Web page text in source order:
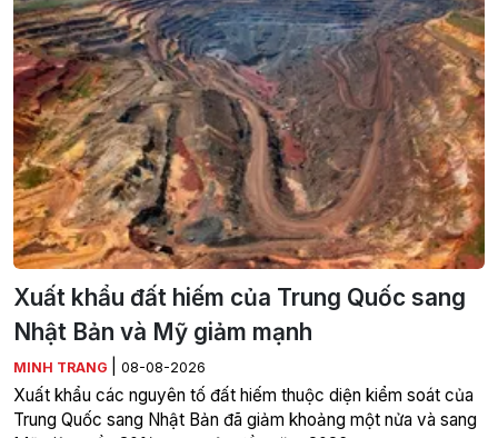
Xuất khẩu đất hiếm của Trung Quốc sang
Nhật Bản và Mỹ giảm mạnh
MINH TRANG 08-08-2026
Xuất khẩu các nguyên tố đất hiếm thuộc diện kiểm soát của
Trung Quốc sang Nhật Bản đã giảm khoảng một nửa và sang